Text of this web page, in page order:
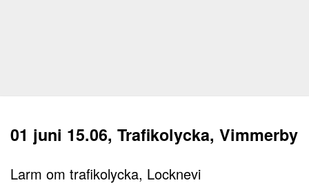
01 juni 15.06, Trafikolycka, Vimmerby
Larm om trafikolycka, Locknevi